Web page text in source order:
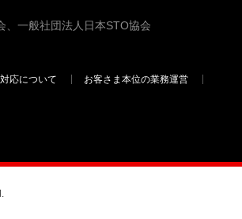
、一般社団法人日本STO協会
応について
お客さま本位の業務運営